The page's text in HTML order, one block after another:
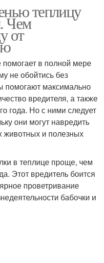
теплицу
Чем
от
в полной мере
не обойтись без
помогают максимально
вредителя, а также
года. Но с ними следует
они могут навредить
животных и полезных
в теплице проще, чем
Этот вредитель боится
проветривание
бабочки и